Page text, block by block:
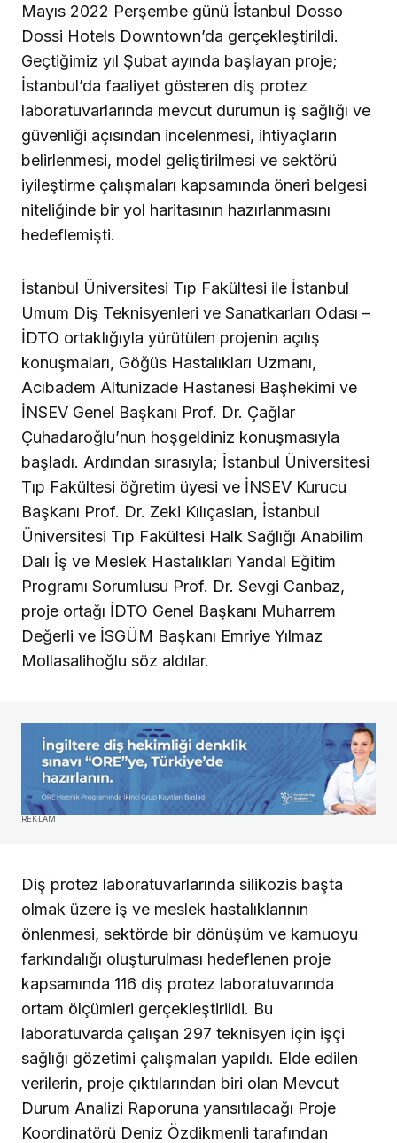
Mayıs 2022 Perşembe günü İstanbul Dosso
Dossi Hotels Downtown’da gerçekleştirildi.
Geçtiğimiz yıl Şubat ayında başlayan proje;
İstanbul’da faaliyet gösteren diş protez
laboratuvarlarında mevcut durumun iş sağlığı ve
güvenliği açısından incelenmesi, ihtiyaçların
belirlenmesi, model geliştirilmesi ve sektörü
iyileştirme çalışmaları kapsamında öneri belgesi
niteliğinde bir yol haritasının hazırlanmasını
hedeflemişti.
İstanbul Üniversitesi Tıp Fakültesi ile İstanbul
Umum Diş Teknisyenleri ve Sanatkarları Odası –
İDTO ortaklığıyla yürütülen projenin açılış
konuşmaları, Göğüs Hastalıkları Uzmanı,
Acıbadem Altunizade Hastanesi Başhekimi ve
İNSEV Genel Başkanı Prof. Dr. Çağlar
Çuhadaroğlu’nun hoşgeldiniz konuşmasıyla
başladı. Ardından sırasıyla; İstanbul Üniversitesi
Tıp Fakültesi öğretim üyesi ve İNSEV Kurucu
Başkanı Prof. Dr. Zeki Kılıçaslan, İstanbul
Üniversitesi Tıp Fakültesi Halk Sağlığı Anabilim
Dalı İş ve Meslek Hastalıkları Yandal Eğitim
Programı Sorumlusu Prof. Dr. Sevgi Canbaz,
proje ortağı İDTO Genel Başkanı Muharrem
Değerli ve İSGÜM Başkanı Emriye Yılmaz
Mollasalihoğlu söz aldılar.
REKLAM
Diş protez laboratuvarlarında silikozis başta
olmak üzere iş ve meslek hastalıklarının
önlenmesi, sektörde bir dönüşüm ve kamuoyu
farkındalığı oluşturulması hedeflenen proje
kapsamında 116 diş protez laboratuvarında
ortam ölçümleri gerçekleştirildi. Bu
laboratuvarda çalışan 297 teknisyen için işçi
sağlığı gözetimi çalışmaları yapıldı. Elde edilen
verilerin, proje çıktılarından biri olan Mevcut
Durum Analizi Raporuna yansıtılacağı Proje
Koordinatörü Deniz Özdikmenli tarafından